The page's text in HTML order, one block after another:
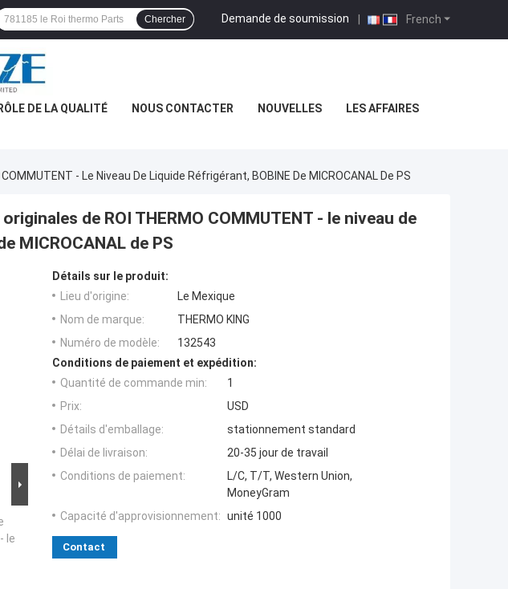
French
Demande de soumission |
Chercher
DE LA QUALITÉ NOUS CONTACTER NOUVELLES LES AFFAIRES
- Le Niveau De Liquide Réfrigérant, BOBINE De MICROCANAL De PS
de ROI THERMO COMMUTENT - le niveau de
MICROCANAL de PS
le
Détails sur le produit:
Lieu d'origine:
Le Mexique
Nom de marque:
THERMO KING
Numéro de modèle:
132543
Conditions de paiement et expédition:
Quantité de commande min:
1
Prix:
USD
Détails d'emballage:
stationnement standard
Délai de livraison:
20-35 jour de travail
Conditions de paiement:
L/C, T/T, Western Union,
MoneyGram
Capacité d'approvisionnement: unité 1000
Contact